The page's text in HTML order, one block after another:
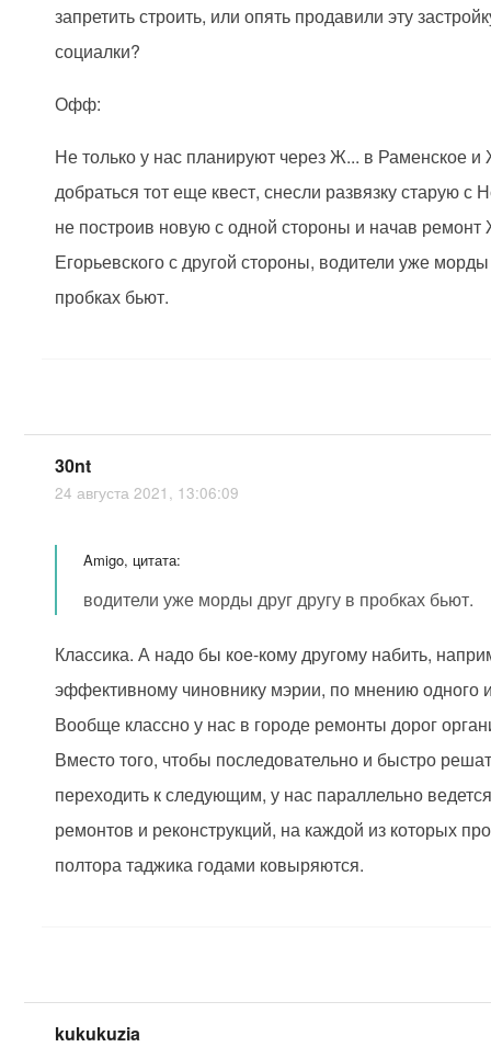
запретить строить, или опять продавили эту
социалки?
Офф:
Не только у нас планируют через Ж... в Раменское и
добраться тот еще квест, снесли развязку старую с
не построив новую с одной стороны и начав
Егорьевского с другой стороны, водители уже морды
пробках бьют.
30nt
24 августа 2021, 13:06:09
Amigo, цитата:
водители уже морды друг другу в пробках бьют.
Классика. А надо бы кое-кому другому набить,
эффективному чиновнику мэрии, по мнению одного
Вообще классно у нас в городе ремонты дорог
Вместо того, чтобы последовательно и быстро
переходить к следующим, у нас параллельно
ремонтов и реконструкций, на каждой из которых
полтора таджика годами ковыряются.
kukukuzia